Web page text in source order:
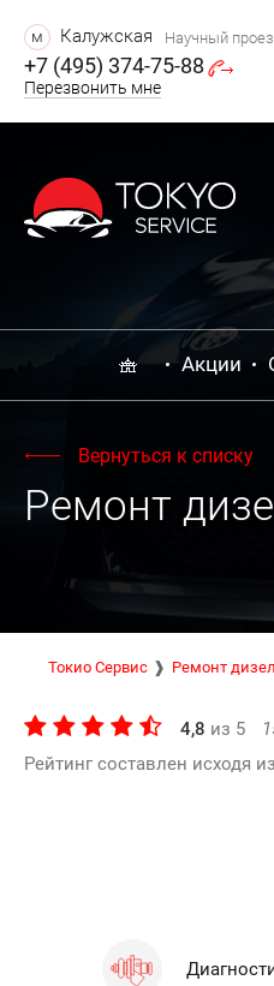
м Калужская Научный
+7 (495) 374-75-88
Перезвонить мне
Акции
Вернуться к списку
Ремонт
Токио Сервис Ремонт
4,8 из 5
Рейтинг составлен исходя